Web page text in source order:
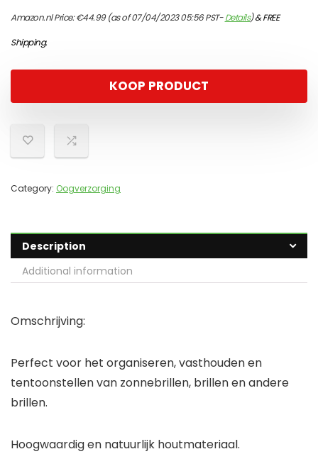
Amazon.nl Price:€44.99(as of 07/04/2023 05:56 PST-Details)&FREE
Shipping.
KOOP PRODUCT
Category: Oogverzorging
Description
Additional information
Omschrijving:
Perfect voor het organiseren, vasthouden en
tentoonstellen van zonnebrillen, brillen en andere
brillen.
Hoogwaardig en natuurlijk houtmateriaal.